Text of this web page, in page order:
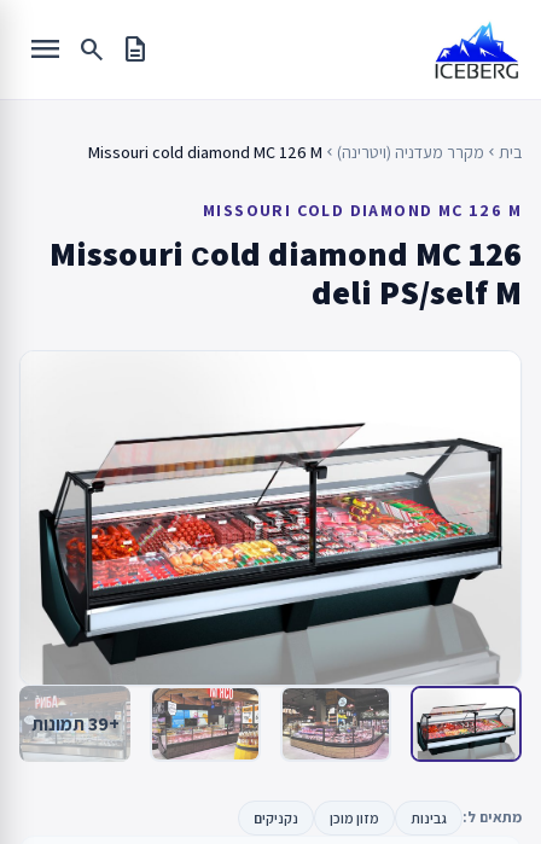
content
description
search
menu
בית chevron_left מקרר מעדניה (ויטרינה) chevron_left
Missouri cold diamond MC 126 M
MISSOURI COLD DIAMOND MC 126 M
Missouri сold diamond MC 126
deli PS/self M
+39 תמונות
מתאים ל: גבינות מזון מוכן נקניקים